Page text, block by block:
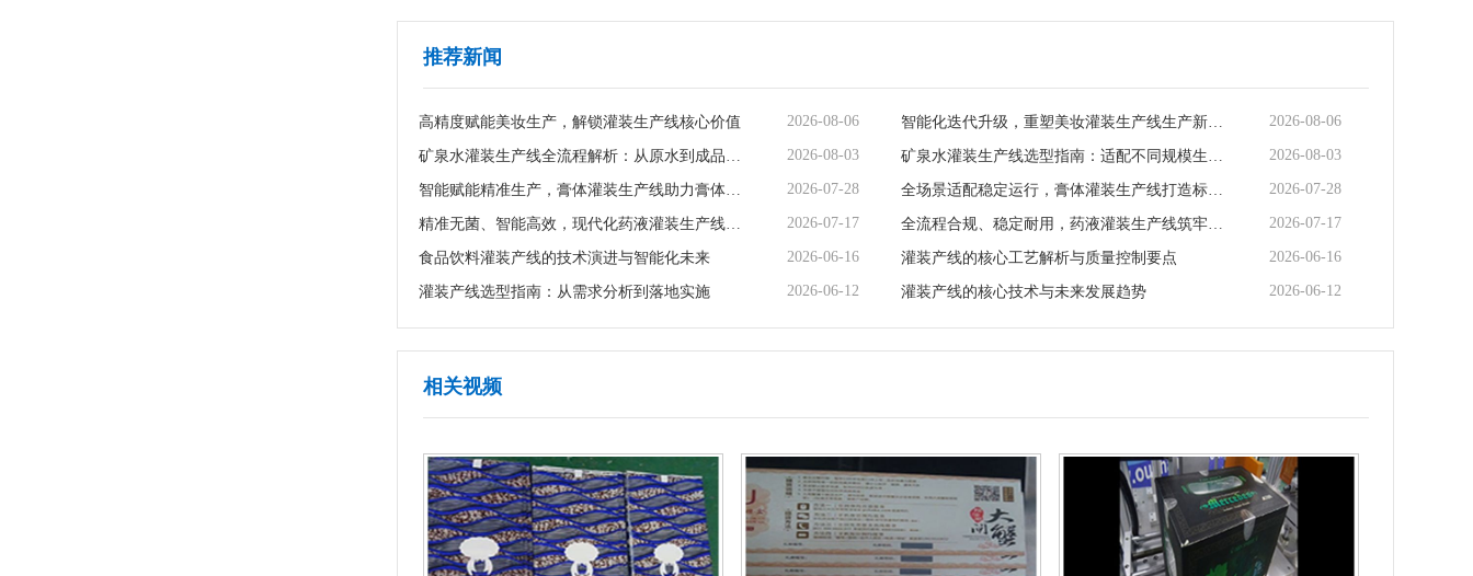
推荐新闻
高精度赋能美妆生产，解锁灌装生产线核心价值 2026-08-06 智能化迭代升级，重塑美妆灌装生产线生产新范式 2026-08-06
矿泉水灌装生产线全流程解析：从原水到成品的品质守护 2026-08-03 矿泉水灌装生产线选型指南：适配不同规模生产的核心逻辑 2026-08-03
智能赋能精准生产，膏体灌装生产线助力膏体行业提质增效 2026-07-28 全场景适配稳定运行，膏体灌装生产线打造标准化灌装新体系 2026-07-28
精准无菌、智能高效，现代化药液灌装生产线赋能制药行业升级 2026-07-17 全流程合规、稳定耐用，药液灌装生产线筑牢药液生产品质防线 2026-07-17
食品饮料灌装产线的技术演进与智能化未来 2026-06-16 灌装产线的核心工艺解析与质量控制要点 2026-06-16
灌装产线选型指南：从需求分析到落地实施 2026-06-12 灌装产线的核心技术与未来发展趋势 2026-06-12
相关视频